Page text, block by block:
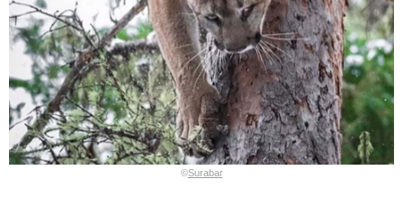
©Surabar